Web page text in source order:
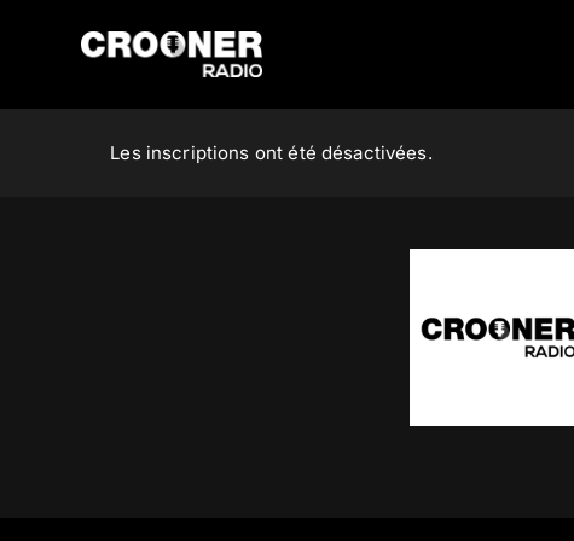
Les inscriptions ont été désactivées.